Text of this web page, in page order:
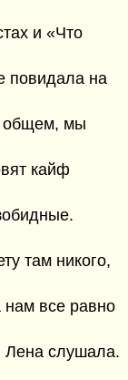
и «Что
повидала на
общем, мы
кайф
там никого,
нам все равно
Лена слушала.